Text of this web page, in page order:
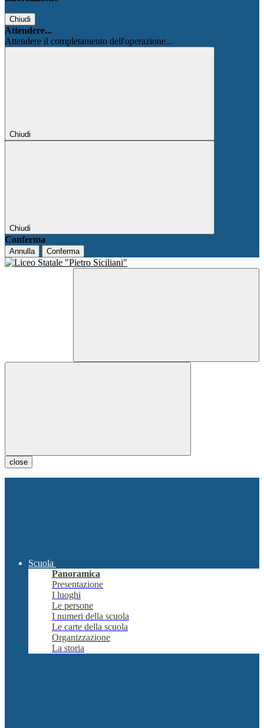
Chiudi
Attendere...
Attendere il completamento dell'operazione...
Chiudi
Chiudi
Conferma
Annulla Conferma
close
Scuola
Panoramica
Presentazione
I luoghi
Le persone
I numeri della scuola
Le carte della scuola
Organizzazione
La storia